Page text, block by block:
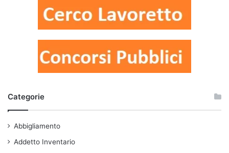
Categorie
Abbigliamento
Addetto Inventario